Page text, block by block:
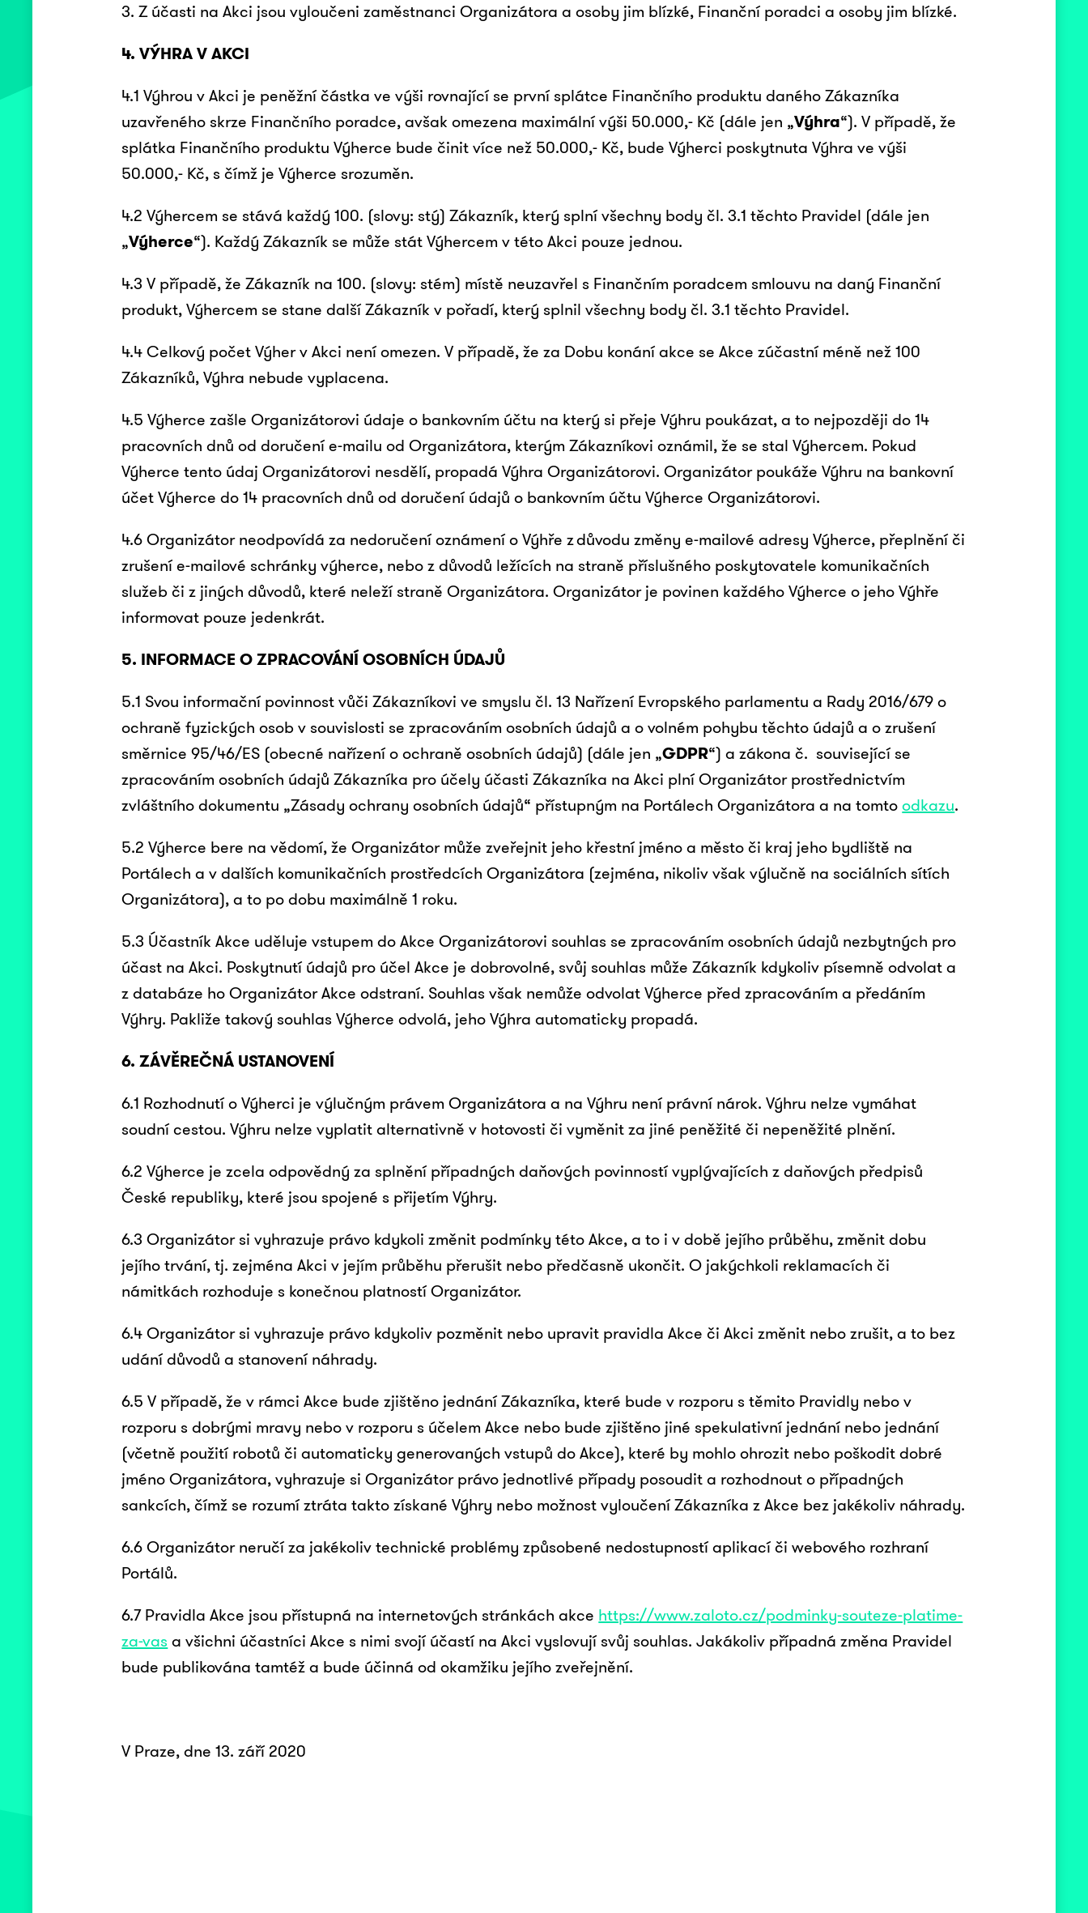
3. Z účasti na Akci jsou vyloučeni zaměstnanci Organizátora a osoby jim blízké, Finanční poradci a osoby jim blízké.
4. VÝHRA V AKCI
4.1 Výhrou v Akci je peněžní částka ve výši rovnající se první splátce Finančního produktu daného Zákazníka
uzavřeného skrze Finančního poradce, avšak omezena maximální výši 50.000,- Kč (dále jen „Výhra“). V případě, že
splátka Finančního produktu Výherce bude činit více než 50.000,- Kč, bude Výherci poskytnuta Výhra ve výši
50.000,- Kč, s čímž je Výherce srozuměn.
4.2 Výhercem se stává každý 100. (slovy: stý) Zákazník, který splní všechny body čl. 3.1 těchto Pravidel (dále jen
„Výherce“). Každý Zákazník se může stát Výhercem v této Akci pouze jednou.
4.3 V případě, že Zákazník na 100. (slovy: stém) místě neuzavřel s Finančním poradcem smlouvu na daný Finanční
produkt, Výhercem se stane další Zákazník v pořadí, který splnil všechny body čl. 3.1 těchto Pravidel.
4.4 Celkový počet Výher v Akci není omezen. V případě, že za Dobu konání akce se Akce zúčastní méně než 100
Zákazníků, Výhra nebude vyplacena.
4.5 Výherce zašle Organizátorovi údaje o bankovním účtu na který si přeje Výhru poukázat, a to nejpozději do 14
pracovních dnů od doručení e-mailu od Organizátora, kterým Zákazníkovi oznámil, že se stal Výhercem. Pokud
Výherce tento údaj Organizátorovi nesdělí, propadá Výhra Organizátorovi. Organizátor poukáže Výhru na bankovní
účet Výherce do 14 pracovních dnů od doručení údajů o bankovním účtu Výherce Organizátorovi.
4.6 Organizátor neodpovídá za nedoručení oznámení o Výhře z důvodu změny e-mailové adresy Výherce, přeplnění či
zrušení e-mailové schránky výherce, nebo z důvodů ležících na straně příslušného poskytovatele komunikačních
služeb či z jiných důvodů, které neleží straně Organizátora. Organizátor je povinen každého Výherce o jeho Výhře
informovat pouze jedenkrát.
5. INFORMACE O ZPRACOVÁNÍ OSOBNÍCH ÚDAJŮ
5.1 Svou informační povinnost vůči Zákazníkovi ve smyslu čl. 13 Nařízení Evropského parlamentu a Rady 2016/679 o
ochraně fyzických osob v souvislosti se zpracováním osobních údajů a o volném pohybu těchto údajů a o zrušení
směrnice 95/46/ES (obecné nařízení o ochraně osobních údajů) (dále jen „GDPR“) a zákona č. související se
zpracováním osobních údajů Zákazníka pro účely účasti Zákazníka na Akci plní Organizátor prostřednictvím
zvláštního dokumentu „Zásady ochrany osobních údajů“ přístupným na Portálech Organizátora a na tomtoodkazu.
5.2 Výherce bere na vědomí, že Organizátor může zveřejnit jeho křestní jméno a město či kraj jeho bydliště na
Portálech a v dalších komunikačních prostředcích Organizátora (zejména, nikoliv však výlučně na sociálních sítích
Organizátora), a to po dobu maximálně 1 roku.
5.3 Účastník Akce uděluje vstupem do Akce Organizátorovi souhlas se zpracováním osobních údajů nezbytných pro
účast na Akci. Poskytnutí údajů pro účel Akce je dobrovolné, svůj souhlas může Zákazník kdykoliv písemně odvolat a
z databáze ho Organizátor Akce odstraní. Souhlas však nemůže odvolat Výherce před zpracováním a předáním
Výhry. Pakliže takový souhlas Výherce odvolá, jeho Výhra automaticky propadá.
6. ZÁVĚREČNÁ USTANOVENÍ
6.1 Rozhodnutí o Výherci je výlučným právem Organizátora a na Výhru není právní nárok. Výhru nelze vymáhat
soudní cestou. Výhru nelze vyplatit alternativně v hotovosti či vyměnit za jiné peněžité či nepeněžité plnění.
6.2 Výherce je zcela odpovědný za splnění případných daňových povinností vyplývajících z daňových předpisů
České republiky, které jsou spojené s přijetím Výhry.
6.3 Organizátor si vyhrazuje právo kdykoli změnit podmínky této Akce, a to i v době jejího průběhu, změnit dobu
jejího trvání, tj. zejména Akci v jejím průběhu přerušit nebo předčasně ukončit. O jakýchkoli reklamacích či
námitkách rozhoduje s konečnou platností Organizátor.
6.4 Organizátor si vyhrazuje právo kdykoliv pozměnit nebo upravit pravidla Akce či Akci změnit nebo zrušit, a to bez
udání důvodů a stanovení náhrady.
6.5 V případě, že v rámci Akce bude zjištěno jednání Zákazníka, které bude v rozporu s těmito Pravidly nebo v
rozporu s dobrými mravy nebo v rozporu s účelem Akce nebo bude zjištěno jiné spekulativní jednání nebo jednání
(včetně použití robotů či automaticky generovaných vstupů do Akce), které by mohlo ohrozit nebo poškodit dobré
jméno Organizátora, vyhrazuje si Organizátor právo jednotlivé případy posoudit a rozhodnout o případných
sankcích, čímž se rozumí ztráta takto získané Výhry nebo možnost vyloučení Zákazníka z Akce bez jakékoliv náhrady.
6.6 Organizátor neručí za jakékoliv technické problémy způsobené nedostupností aplikací či webového rozhraní
Portálů.
6.7 Pravidla Akce jsou přístupná na internetových stránkách akce https://www.zaloto.cz/podminky-souteze-platime-
za-vas a všichni účastníci Akce s nimi svojí účastí na Akci vyslovují svůj souhlas. Jakákoliv případná změna Pravidel
bude publikována tamtéž a bude účinná od okamžiku jejího zveřejnění.
V Praze, dne 13. září 2020